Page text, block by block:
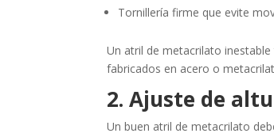
Tornillería firme que evite
Un atril de metacrilato
fabricados en acero o
2. Ajuste de
Un buen atril de metacrilato